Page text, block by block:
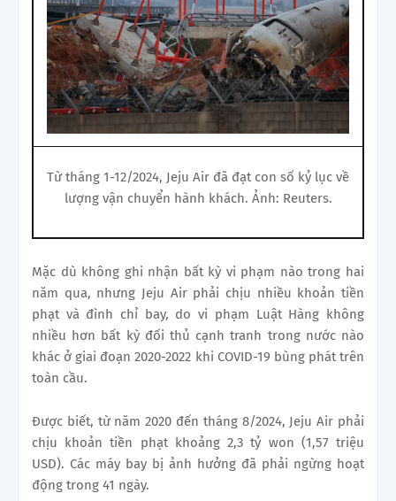
Từ tháng 1-12/2024, Jeju Air đã đạt con số kỷ lục về
lượng vận chuyển hành khách. Ảnh: Reuters.
Mặc dù không ghi nhận bất kỳ vi phạm nào trong hai
năm qua, nhưng Jeju Air phải chịu nhiều khoản tiền
phạt và đình chỉ bay, do vi phạm Luật Hàng không
nhiều hơn bất kỳ đối thủ cạnh tranh trong nước nào
khác ở giai đoạn 2020-2022 khi COVID-19 bùng phát trên
toàn cầu.
Được biết, từ năm 2020 đến tháng 8/2024, Jeju Air phải
chịu khoản tiền phạt khoảng 2,3 tỷ won (1,57 triệu
USD). Các máy bay bị ảnh hưởng đã phải ngừng hoạt
động trong 41 ngày.